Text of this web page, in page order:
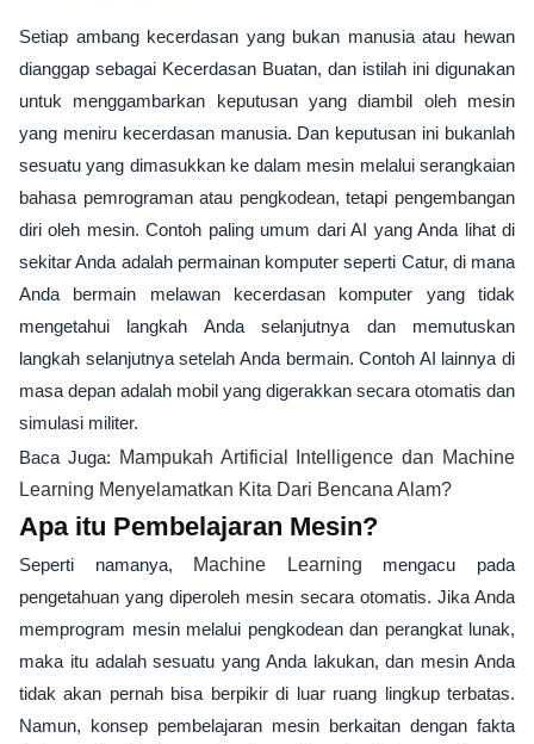
Setiap ambang kecerdasan yang bukan manusia atau hewan
dianggap sebagai Kecerdasan Buatan, dan istilah ini digunakan
untuk menggambarkan keputusan yang diambil oleh mesin
yang meniru kecerdasan manusia. Dan keputusan ini bukanlah
sesuatu yang dimasukkan ke dalam mesin melalui serangkaian
bahasa pemrograman atau pengkodean, tetapi pengembangan
diri oleh mesin. Contoh paling umum dari AI yang Anda lihat di
sekitar Anda adalah permainan komputer seperti Catur, di mana
Anda bermain melawan kecerdasan komputer yang tidak
mengetahui langkah Anda selanjutnya dan memutuskan
langkah selanjutnya setelah Anda bermain. Contoh AI lainnya di
masa depan adalah mobil yang digerakkan secara otomatis dan
simulasi militer.
Baca Juga: Mampukah Artificial Intelligence dan Machine
Learning Menyelamatkan Kita Dari Bencana Alam?
Apa itu Pembelajaran Mesin?
Seperti namanya, Machine Learning mengacu pada
pengetahuan yang diperoleh mesin secara otomatis. Jika Anda
memprogram mesin melalui pengkodean dan perangkat lunak,
maka itu adalah sesuatu yang Anda lakukan, dan mesin Anda
tidak akan pernah bisa berpikir di luar ruang lingkup terbatas.
Namun, konsep pembelajaran mesin berkaitan dengan fakta